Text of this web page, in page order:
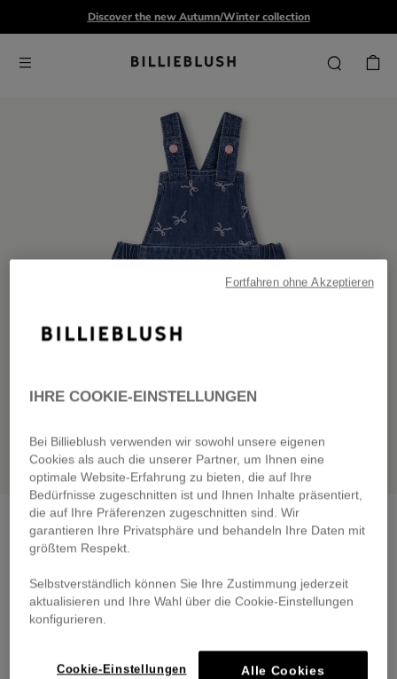
Discover the new Autumn/Winter collection
Denim overalldenim blue
Pay in 4 interest-free instalments
🔒 Secure payment & easy returns
IHRE COOKIE-EINSTELLUNGEN
Bei Billieblush verwenden wir sowohl unsere eigenen
Cookies als auch die unserer Partner, um Ihnen eine
optimale Website-Erfahrung zu bieten, die auf Ihre
Bedürfnisse zugeschnitten ist und Ihnen Inhalte präsentiert,
die auf Ihre Präferenzen zugeschnitten sind. Wir
garantieren Ihre Privatsphäre und behandeln Ihre Daten mit
größtem Respekt.
Selbstverständlich können Sie Ihre Zustimmung jederzeit
aktualisieren und Ihre Wahl über die Cookie-Einstellungen
konfigurieren.
Cookie-Einstellungen
Alle Cookies
Fortfahren ohne Akzeptieren